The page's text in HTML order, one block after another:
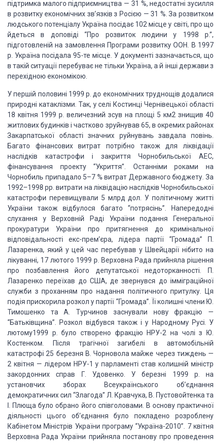
підтримка малого підприємництва — 31 %, недостатні зусилля
в розвитку економічних зв’язків з Росією — 31 %. За розвитком
людського потенціалу Україна посідає 102 місце у світі, про що
йдеться в доповіді “Про розвиток людини у 1998 р.”,
підготовленій на замовлення Програми розвитку ООН. В 1997
р. Україна посідала 95-те місце. У документі зазначається, що
в такій ситуації перебуває не тільки Україна, а й інші держави з
перехідною економікою.
У першій половині 1999 р. до економічних труднощів додалися
природні катаклізми. Так, у селі Костинці Чернівецької області
18 квітня 1999 р. величезний зсув на площі 5 км2 знищив 40
житлових будинків і частково зруйнував 65, в окремих районах
Закарпатської області значних руйнувань завдала повінь.
Багато фінансових витрат потрібно також для ліквідації
наслідків катастрофи і закриття Чорнобильської АЕС,
фінансування проекту “Укриття”. Останніми роками на
Чорнобиль припадало 5–7 % витрат Державного бюджету. За
1992–1998 рр. витрати на ліквідацію наслідків Чорнобильської
катастрофи перевищували 5 млрд дол. У політичному житті
України також відбулося багато “потрясінь”.
Напередодні
слухання у Верховній Раді України подання Генеральної
прокуратури України про притягнення до кримінальної
відповідальності екс-прем’єра, лідера партії “Громада” П.
Лазаренка, який у цей час перебував у Швейцарії нібито на
лікуванні, 17 лютого 1999 р. Верховна Рада прийняла рішення
про позбавлення його депутатської недоторканності.
П.
Лазаренко переїхав до США, де звернувся до імміграційної
служби з проханням про надання політичного притулку. Ця
подія прискорила розкол у партії “Громада”. Їїколишні члени Ю.
Тимошенко та А. Турчинов заснували нову фракцію —
“Батьківщина”.
Розкол відбувся також і у Народному Русі. У
лютому1999 р. було створено фракцію НРУ-2 на чолі з Ю.
Костенком. Після трагічної загибелі в автомобільній
катастрофі 25 березня В. Чорновола майже через тиждень —
2 квітня — лідером НРУ-1 у парламенті став колишній міністр
закордонних справ Г. Удовенко. У березні 1999 р. на
установчих зборах Всеукраїнського об’єднання
демократичних сил “Злагода” Л. Кравчука, В. Пустовойтенка та
І. Плюща було обрано його співголовами. В основу практичної
діяльності цього об’єднання було покладено розроблену
Кабінетом Міністрів України програму “Україна-2010”. 7 квітня
Верховна Рада України прийняла постанову про проведення